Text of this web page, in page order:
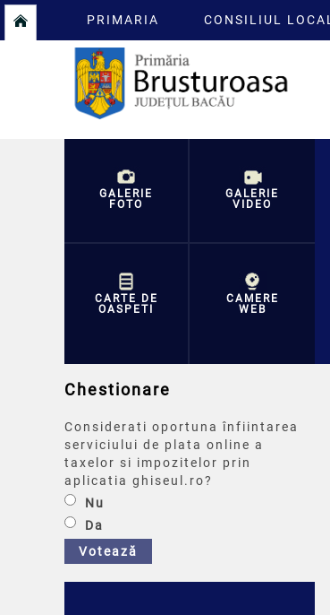
PRIMARIA CONSILIUL LOCAL
GALERIE
FOTO
GALERIE
VIDEO
CARTE DE
OASPETI
CAMERE
WEB
Chestionare
Considerati oportuna înfiintarea
serviciului de plata online a
taxelor si impozitelor prin
aplicatia ghiseul.ro?
Nu
Da
Votează